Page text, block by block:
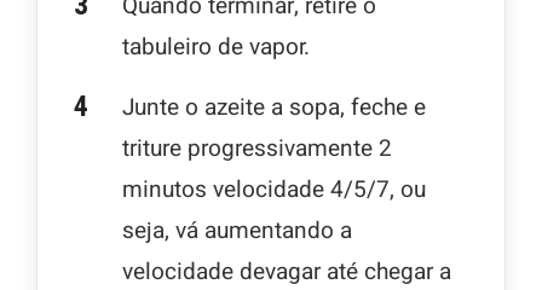
tabuleiro de vapor.
Junte o azeite a sopa, feche e
triture progressivamente 2
minutos velocidade 4/5/7, ou
seja, vá aumentando a
velocidade devagar até chegar a